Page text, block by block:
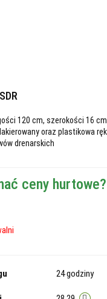
120 cm, szerokości 16
oraz plastikowa
drenarskich
ceny
24 godziny